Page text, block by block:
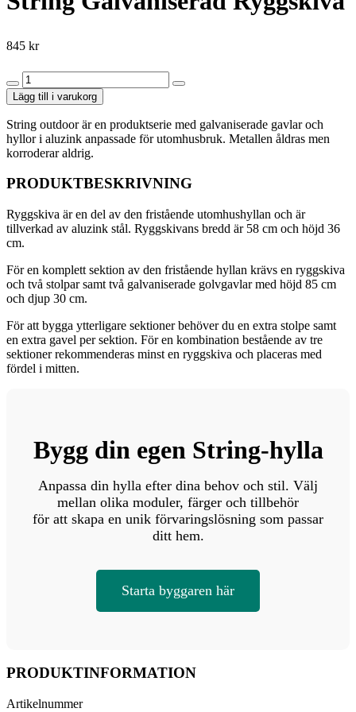
845 kr
String
Galvaniserad
Ryggskiva
mängd
Lägg till i varukorg
String outdoor är en produktserie med galvaniserade gavlar och
hyllor i aluzink anpassade för utomhusbruk. Metallen åldras men
korroderar aldrig.
PRODUKTBESKRIVNING
Ryggskiva är en del av den fristående utomhushyllan och är
tillverkad av aluzink stål. Ryggskivans bredd är 58 cm och höjd 36
cm.
För en komplett sektion av den fristående hyllan krävs en ryggskiva
och två stolpar samt två galvaniserade golvgavlar med höjd 85 cm
och djup 30 cm.
För att bygga ytterligare sektioner behöver du en extra stolpe samt
en extra gavel per sektion. För en kombination bestående av tre
sektioner rekommenderas minst en ryggskiva och placeras med
fördel i mitten.
Bygg din egen String-hylla
Anpassa din hylla efter dina behov och stil. Välj
mellan olika moduler, färger och tillbehör
för att skapa en unik förvaringslösning som passar
ditt hem.
Starta byggaren här
PRODUKTINFORMATION
Artikelnummer